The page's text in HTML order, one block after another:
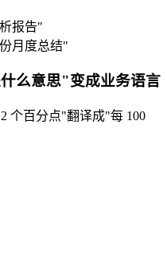
报告"
月度总结"
么意思"变成业务语言
个百分点"翻译成"每 100